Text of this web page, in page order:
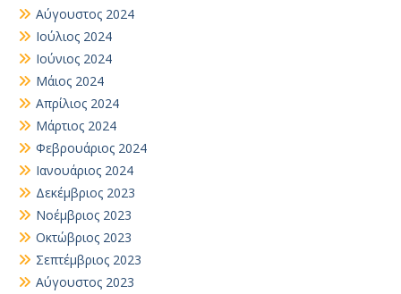
Αύγουστος 2024
Ιούλιος 2024
Ιούνιος 2024
Μάιος 2024
Απρίλιος 2024
Μάρτιος 2024
Φεβρουάριος 2024
Ιανουάριος 2024
Δεκέμβριος 2023
Νοέμβριος 2023
Οκτώβριος 2023
Σεπτέμβριος 2023
Αύγουστος 2023